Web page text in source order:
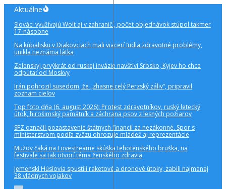
Preskočiť
obsah
Aktuálne
Slováci využívajú Wolt aj v zahraničí, počet objednávok stúpol takmer
17-násobne
Na kúpalisku v Diakovciach mali viacerí ľudia zdravotné problémy,
unikla neznáma látka
Zelenskyj prvýkrát od ruskej invázie navštívi Srbsko, Kyjev ho chce
odpútať od Moskvy
Irán pohrozil susedom, že „zhasne celý Perzský záliv“, pripravil
zoznam cieľov
Top foto dňa (6. august 2026): Protest zdravotníkov, ruský letecký
útok, hirošimský pamätník a záchrana psov z lesných požiarov
SFZ označil pozastavenie štátnych financií za nezákonné. Spor s
ministerstvom podľa zväzu ohrozuje mládež aj reprezentácie
Mužov čaká na Lovestreame skúška tehotenského bruška, na
festivale sa tak otvorí téma ženského zdravia
Jemenskí Húsíovia spustili raketové a dronové útoky, zabili najmenej
38 vládnych vojakov